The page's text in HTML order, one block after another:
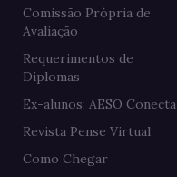
Comissão Própria de
Avaliação
Requerimentos de
Diplomas
Ex-alunos: AESO Conecta
Revista Pense Virtual
Como Chegar